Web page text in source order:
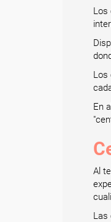
Los
Los
En
Al
Las